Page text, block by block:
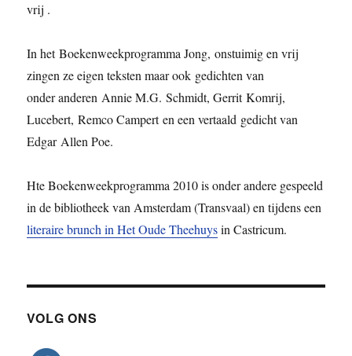
vrij .
In het Boekenweekprogramma Jong, onstuimig en vrij
zingen ze eigen teksten maar ook gedichten van
onder anderen Annie M.G. Schmidt, Gerrit Komrij,
Lucebert, Remco Campert en een vertaald gedicht van
Edgar Allen Poe.
Hte Boekenweekprogramma 2010 is onder andere gespeeld
in de bibliotheek van Amsterdam (Transvaal) en tijdens een
literaire brunch in Het Oude Theehuysin Castricum.
VOLG ONS